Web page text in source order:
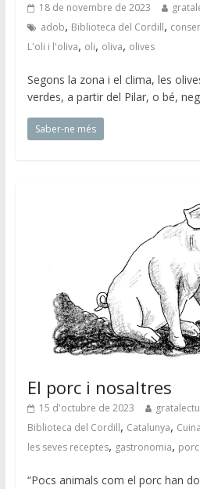
18 de novembre de 2023
adob, Biblioteca del Cordill,
L'oli i l'oliva, oli, oliva, olives
Segons la zona i el clima, les
verdes, a partir del Pilar, o bé,
Saber-ne més
El porc i nosaltres
15 d'octubre de 2023
Biblioteca del Cordill, Catalunya, Cuina
les seves receptes, gastronomia, porc
“Pocs animals com el porc han